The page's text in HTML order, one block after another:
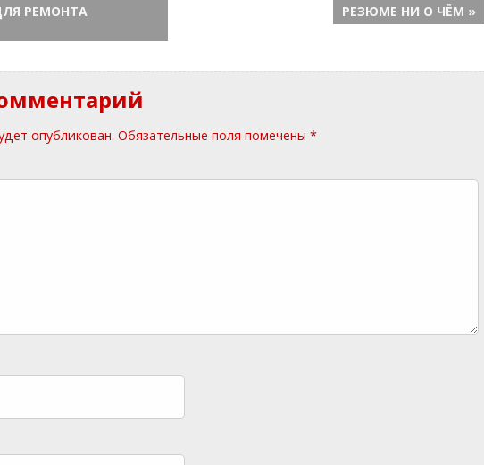
РЕМОНТА
РЕЗЮМЕ НИ О ЧЁМ »
опубликован. Обязательные поля помечены*